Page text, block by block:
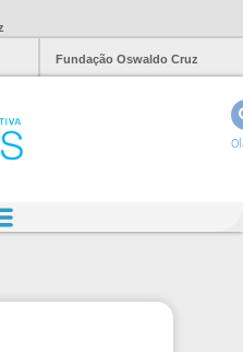
Fundação Oswaldo Cruz